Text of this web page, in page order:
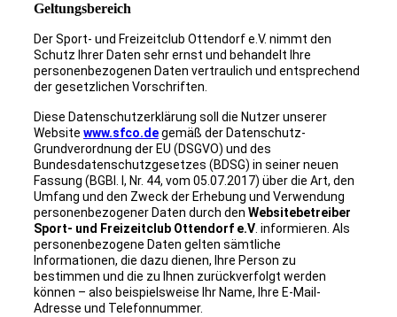
Geltungsbereich
Der Sport- und Freizeitclub Ottendorf e.V. nimmt den
Schutz Ihrer Daten sehr ernst und behandelt Ihre
personenbezogenen Daten vertraulich und entsprechend
der gesetzlichen Vorschriften.
Diese Datenschutzerklärung soll die Nutzer unserer
Website www.sfco.degemäß der Datenschutz-
Grundverordnung der EU (DSGVO) und des
Bundesdatenschutzgesetzes (BDSG) in seiner neuen
Fassung (BGBI. I, Nr. 44, vom 05.07.2017) über die Art, den
Umfang und den Zweck der Erhebung und Verwendung
personenbezogener Daten durch den Websitebetreiber
Sport- und Freizeitclub Ottendorf e.V. informieren. Als
personenbezogene Daten gelten sämtliche
Informationen, die dazu dienen, Ihre Person zu
bestimmen und die zu Ihnen zurückverfolgt werden
können – also beispielsweise Ihr Name, Ihre E-Mail-
Adresse und Telefonnummer.